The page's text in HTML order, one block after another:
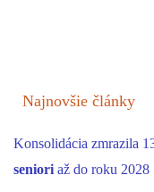
Najnovšie články
Konsolidácia zmrazila
senioriaž do roku 2028